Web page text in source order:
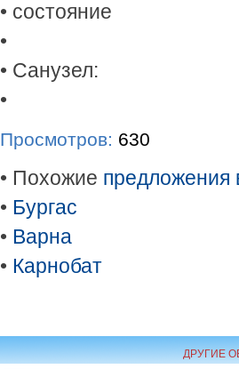
• состояние
•
• Санузел:
•
Просмотров: 630
• Похожие предложения
• Бургас
• Варна
• Карнобат
ДРУГИЕ